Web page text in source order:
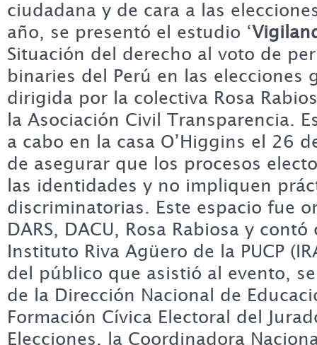
ciudadana y de cara a las
año, se presentó el estudio ‘
Situación del derecho al voto de
binaries del Perú en las elecciones
dirigida por la colectiva Rosa
la Asociación Civil Transparencia.
a cabo en la casa O’Higgins el 26
de asegurar que los procesos
las identidades y no impliquen
discriminatorias. Este espacio fue
DARS, DACU, Rosa Rabiosa y
Instituto Riva Agüero de la PUCP
del público que asistió al evento,
de la Dirección Nacional de
Formación Cívica Electoral del
Elecciones, la Coordinadora